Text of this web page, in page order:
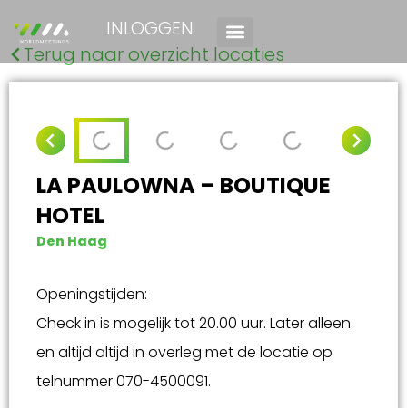
INLOGGEN
Terug naar overzicht locaties
LA PAULOWNA – BOUTIQUE
HOTEL
Den Haag
Openingstijden:
Check in is mogelijk tot 20.00 uur. Later alleen
en altijd altijd in overleg met de locatie op
telnummer 070-4500091.